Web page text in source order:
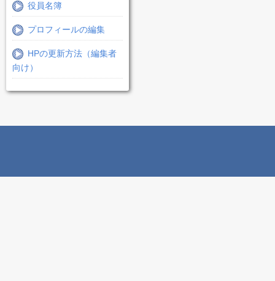
役員名簿
プロフィールの編集
HPの更新方法（編集者
向け）